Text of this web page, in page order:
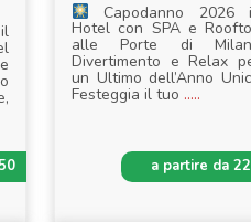
Capodanno 2026
Hotel con SPA e
alle Porte di
Divertimento e Relax
un Ultimo dell’Anno
Festeggia il tuo .....
a partire da